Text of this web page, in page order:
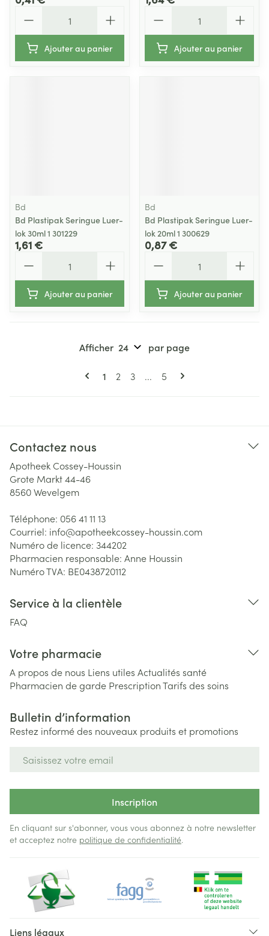
Ajouter au panier Ajouter au panier
Bd
Bd Plastipak Seringue Luer-
lok 30ml 1 301229
1,61 €
Ajouter au panier
Bd
Bd Plastipak Seringue Luer-
lok 20ml 1 300629
0,87 €
Ajouter au panier
Pages
Vous lisez actuellement la page
1 Page
2 Page
3 ... Page
5
Afficher par page
Contactez nous
Apotheek Cossey-Houssin
Grote Markt 44-46
8560Wevelgem
Téléphone: 056 41 11 13
Courriel: info@apotheekcossey-houssin.com
Numéro de licence: 344202
Pharmacien responsable: Anne Houssin
Numéro TVA: BE0438720112
Service à la clientèle
FAQ
Votre pharmacie
A propos de nous Liens utiles Actualités santé
Pharmacien de garde PrescriptionTarifs des soins
Bulletin d’information
Restez informé des nouveaux produits et promotions
Inscription
En cliquant sur s'abonner, vous vous abonnez à notre newsletter
et acceptez notre politique de confidentialité.
Liens légaux